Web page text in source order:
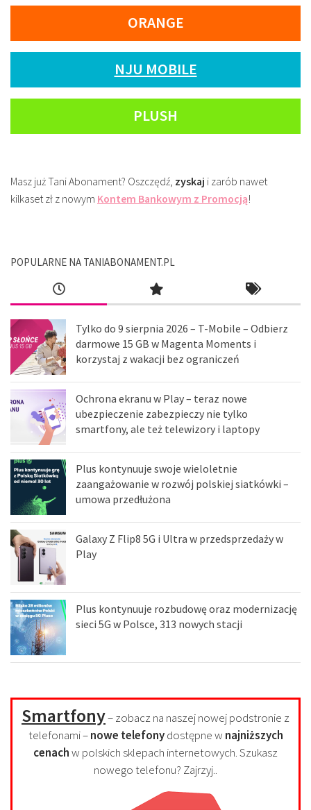
ORANGE
NJU MOBILE
PLUSH
Masz już Tani Abonament? Oszczędź, zyskaj i zarób nawet
kilkaset zł z nowym Kontem Bankowym z Promocją!
POPULARNE NA TANIABONAMENT.PL
Tylko do 9 sierpnia 2026 – T-Mobile – Odbierz
darmowe 15 GB w Magenta Moments i
korzystaj z wakacji bez ograniczeń
Ochrona ekranu w Play – teraz nowe
ubezpieczenie zabezpieczy nie tylko
smartfony, ale też telewizory i laptopy
Plus kontynuuje swoje wieloletnie
zaangażowanie w rozwój polskiej siatkówki –
umowa przedłużona
Galaxy Z Flip8 5G i Ultra w przedsprzedaży w
Play
Plus kontynuuje rozbudowę oraz modernizację
sieci 5G w Polsce, 313 nowych stacji
Smartfony– zobacz na naszej nowej podstronie z
telefonami –nowe telefonydostępne w najniższych
cenachw polskich sklepach internetowych. Szukasz
nowego telefonu? Zajrzyj..